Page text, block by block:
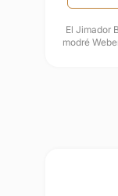
El Jimador
modré